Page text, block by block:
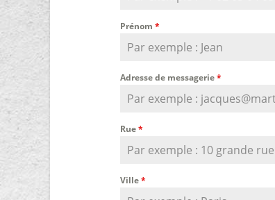
Prénom *
Adresse de messagerie*
Rue*
Ville*